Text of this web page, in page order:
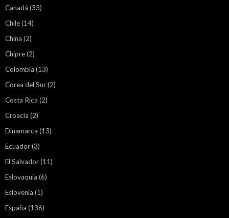
Canadá (33)
Chile(14)
China (2)
Chipre(2)
Colombia (13)
Corea del Sur(2)
Costa Rica (2)
Croacia (2)
Dinamarca (13)
Ecuador(3)
El Salvador(11)
Eslovaquia (6)
Eslovenia (1)
España (136)